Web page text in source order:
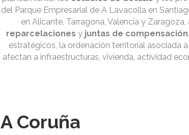
del Parque Empresarial de A Lavacolla en
en Alicante, Tarragona, Valencia y
reparcelaciones y juntas de compensación
estratégicos, la ordenación territorial asociada
afectan a infraestructuras, vivienda, actividad
A Coruña